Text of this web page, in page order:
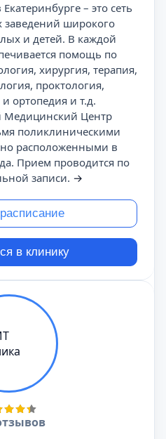
– это сеть
широкого
и детей. В каждой
помощь по
хирургия, терапия,
проктология,
ортопедия и т.д.
Медицинский Центр
поликлиническими
расположенными в
Прием проводится по
записи. →
в клинику